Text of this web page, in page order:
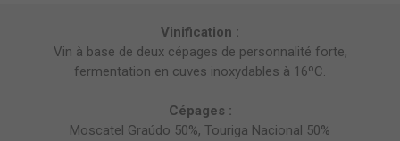
Vinification :
Vin à base de deux cépages de personnalité forte,
fermentation en cuves inoxydables à 16ºC.
Cépages :
Moscatel Graúdo 50%, Touriga Nacional 50%